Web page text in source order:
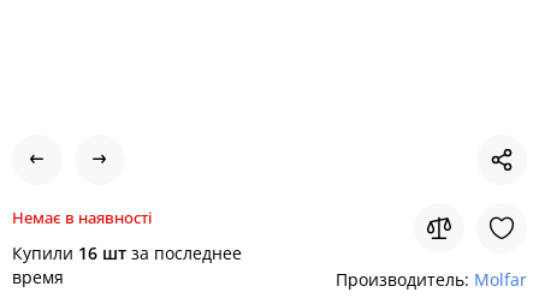
Немає в наявності
Купили 16 шт за последнее
время
Производитель: Molfar